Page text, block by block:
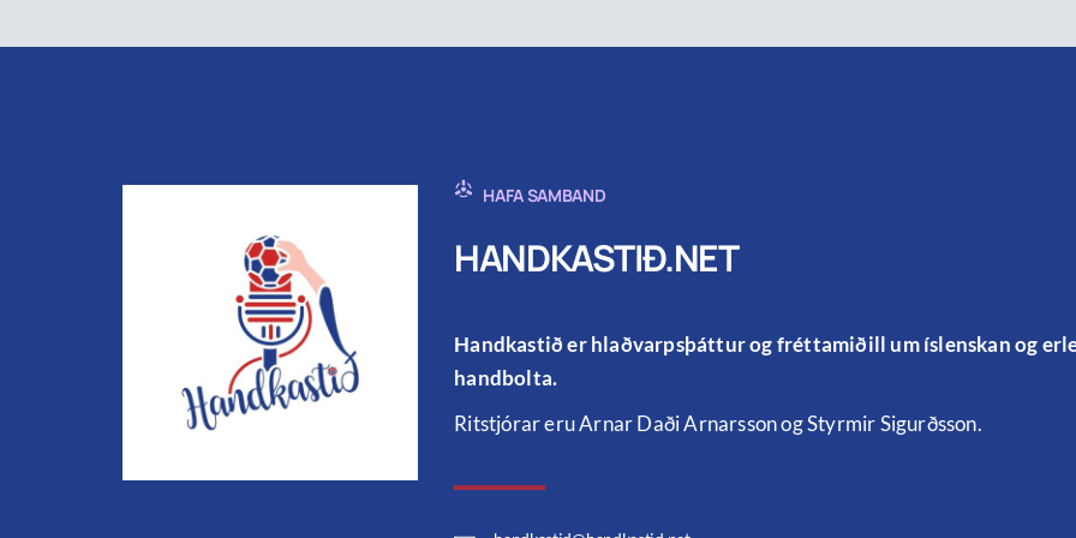
HAFA SAMBAND
HANDKASTIÐ.NET
Handkastið er hlaðvarpsþáttur og fréttamiðill um íslenskan og
handbolta.
Ritstjórar eru Arnar Daði Arnarsson og Styrmir Sigurðsson.